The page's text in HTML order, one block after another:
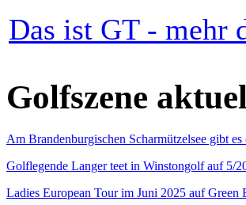
Das ist GT - mehr
Golfszene
Am Brandenburgischen Scharmützelsee gibt
Golflegende Langer teet in Winstongolf auf 5/
Ladies European Tour im Juni 2025 auf Green